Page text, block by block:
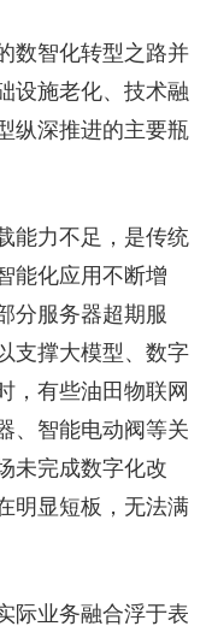
数智化转型之路并
设施老化、技术融
纵深推进的主要瓶
能力不足，是传统
能化应用不断增
分服务器超期服
支撑大模型、数字
，有些油田物联网
、智能电动阀等关
未完成数字化改
明显短板，无法满
际业务融合浮于表